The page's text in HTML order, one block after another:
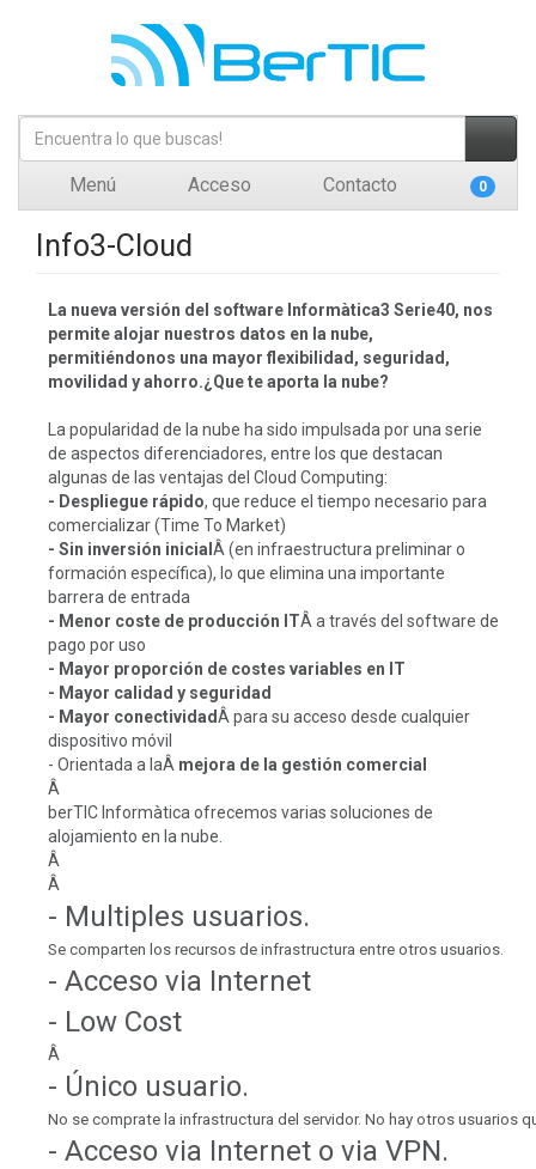
Menú Acceso Contacto 0
Info3-Cloud
La nueva versión del software Informàtica3 Serie40, nos
permite alojar nuestros datos en la nube,
permitiéndonos una mayor flexibilidad, seguridad,
movilidad y ahorro.¿Que te aporta la nube?
La popularidad de la nube ha sido impulsada por una serie
de aspectos diferenciadores, entre los que destacan
algunas de las ventajas del Cloud Computing:
- Despliegue rápido, que reduce el tiempo necesario para
comercializar (Time To Market)
- Sin inversión inicial Â (en infraestructura preliminar o
formación específica), lo que elimina una importante
barrera de entrada
- Menor coste de producción ITÂ a través del software de
pago por uso
- Mayor proporción de costes variables en IT
- Mayor calidad y seguridad
- Mayor conectividadÂ para su acceso desde cualquier
dispositivo móvil
- Orientada a laÂ mejora de la gestión comercial
Â
berTIC Informàtica ofrecemos varias soluciones de
alojamiento en la nube.
Â
Â
- Multiples usuarios.
Se comparten los recursos de infrastructura entre otros usuarios.
- Acceso via Internet
- Low Cost
Â
- Único usuario.
No se comprate la infrastructura del servidor. No hay otros usuarios
- Acceso via Internet o via VPN.